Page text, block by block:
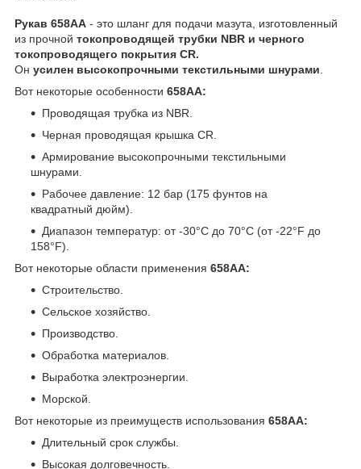
Рукав 658AA - это шланг для подачи мазута, изготовленный
из прочной токопроводящей трубки NBR и черного
токопроводящего покрытия CR.
Он усилен высокопрочными текстильными шнурами
Вот некоторые особенности 658AA:
Проводящая трубка из NBR.
Черная проводящая крышка CR.
Армирование высокопрочными текстильными
шнурами.
Рабочее давление: 12 бар (175 фунтов на
квадратный дюйм).
Диапазон температур: от -30°C до 70°C (от -22°F до
158°F).
Вот некоторые области применения 658AA:
Строительство.
Сельское хозяйство.
Производство.
Обработка материалов.
Выработка электроэнергии.
Морской.
Вот некоторые из преимуществ использования 658AA:
Длительный срок службы.
Высокая долговечность.